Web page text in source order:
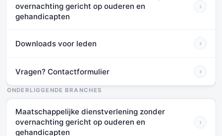
overnachting gericht op ouderen en
gehandicapten
›
Downloads voor leden ›
Vragen? Contactformulier ›
ONDERLIGGENDE BRANCHES
Maatschappelijke dienstverlening zonder
overnachting gericht op ouderen en
gehandicapten
›